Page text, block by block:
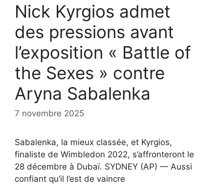
Nick Kyrgios admet
des pressions avant
l’exposition « Battle of
the Sexes » contre
Aryna Sabalenka
7 novembre 2025
Sabalenka, la mieux classée, et Kyrgios,
finaliste de Wimbledon 2022, s’affronteront le
28 décembre à Dubaï. SYDNEY (AP) — Aussi
confiant qu’il l’est de vaincre